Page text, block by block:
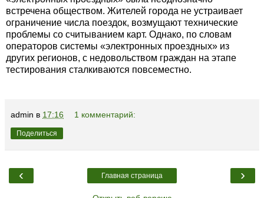
встречена обществом. Жителей города не устраивает
ограничение числа поездок, возмущают технические
проблемы со считыванием карт. Однако, по словам
операторов системы «электронных проездных» из
других регионов, с недовольством граждан на этапе
тестирования сталкиваются повсеместно.
admin в 17:16 1 комментарий:
Поделиться
‹ ›
Главная страница